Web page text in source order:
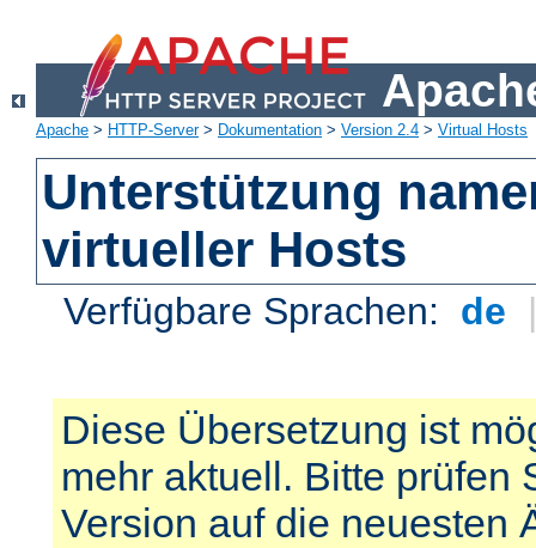
Apache > HTTP-Server> Dokumentation > Version 2.4 > Virtual Hosts
Unterstützung
virtueller Hosts
Verfügbare Sprachen: de
Diese Übersetzung ist
mehr aktuell. Bitte prüfen
Version auf die neuesten